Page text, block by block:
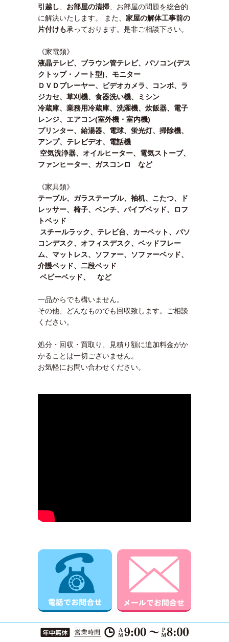
引越し
お部屋の清掃 、お部屋の問題を総合的
に解決いたします。 また、 家屋の解体工事前の
片付けも承っております。是非ご相談下さい。
《家電類》
液晶テレビ、ブラウン管テレビ、パソコン(デス
クトップ・ノート型)、モニター
ＤＶＤプレーヤー、ビデオカメラ、コンポ、ラ
ジカセ、草刈機、食器洗い機、ミシン
冷蔵庫、業務用冷蔵庫、洗濯機、炊飯器、電子
レンジ、エアコン(室外機・室内機)
プリンター、給湯器、電球、蛍光灯、掃除機、
アンプ、テレビデオ、電話機
空気洗浄器、オイルヒーター、電気ストーブ、
ファンヒーター、ガスコンロ など
《家具類》
テーブル、ガラステーブル、袖机、こたつ、ド
レッサー、椅子、ベンチ、パイプベッド、ロフ
トベッド
スチールラック、テレビ台、カーペット、パソ
コンデスク、オフィスデスク、ベッドフレー
ム、マットレス、ソファー、ソファーベッド、
介護ベッド、二段ベッド
ベビーベッド、 など
一品からでも構いません。
その他、どんなものでも回収致します。ご相談
ください。
処分・回収・買取り、見積り額に追加料金がか
かることは一切ございません。
お気軽にお問い合わせください。
電話でお問合せ